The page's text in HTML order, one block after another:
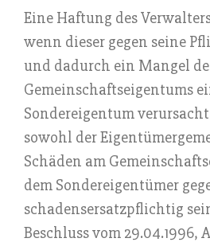
Eine Haftung des
wenn dieser gegen seine
und dadurch ein Mangel
Gemeinschaftseigentums
Sondereigentum
sowohl der
Schäden am
dem Sondereigentümer
schadensersatzpflichtig
Beschluss vom 29.04.1996,